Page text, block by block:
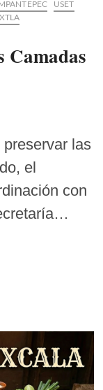
USET
Camadas
las
el
con